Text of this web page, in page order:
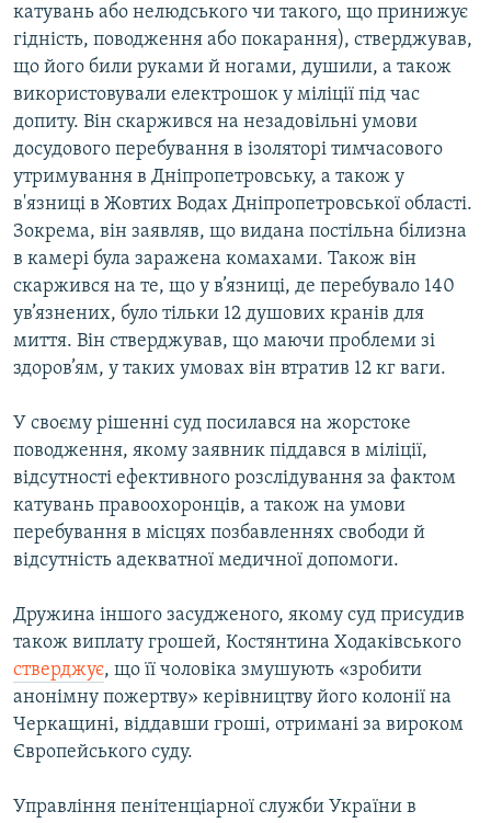
катувань або нелюдського чи такого, що принижує
гідність, поводження або покарання), стверджував,
що його били руками й ногами, душили, а також
використовували електрошок у міліції під час
допиту. Він скаржився на незадовільні умови
досудового перебування в ізоляторі тимчасового
утримування в Дніпропетровську, а також у
в'язниці в Жовтих Водах Дніпропетровської області.
Зокрема, він заявляв, що видана постільна білизна
в камері була заражена комахами. Також він
скаржився на те, що у в’язниці, де перебувало 140
ув’язнених, було тільки 12 душових кранів для
миття. Він стверджував, що маючи проблеми зі
здоров’ям, у таких умовах він втратив 12 кг ваги.
У своєму рішенні суд посилався на жорстоке
поводження, якому заявник піддався в міліції,
відсутності ефективного розслідування за фактом
катувань правоохоронців, а також на умови
перебування в місцях позбавленнях свободи й
відсутність адекватної медичної допомоги.
Дружина іншого засудженого, якому суд присудив
також виплату грошей, Костянтина Ходаківського
стверджує, що її чоловіка змушують «зробити
анонімну пожертву» керівництву його колонії на
Черкащині, віддавши гроші, отримані за вироком
Європейського суду.
Управління пенітенціарної служби України в